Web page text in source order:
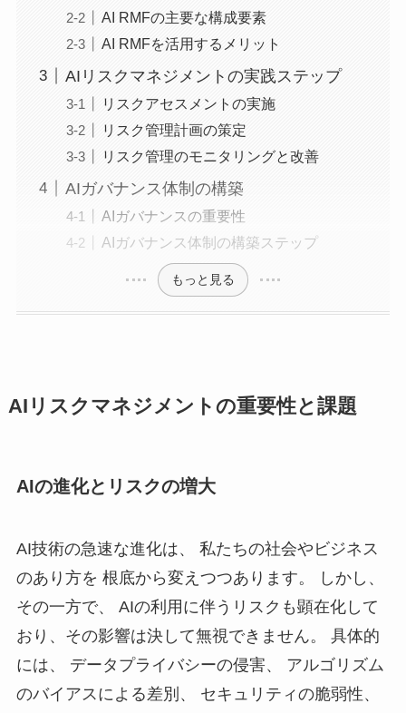
AI RMFの主要な構成要素
AI RMFを活用するメリット
AIリスクマネジメントの実践ステップ
リスクアセスメントの実施
リスク管理計画の策定
リスク管理のモニタリングと改善
AIガバナンス体制の構築
AIガバナンスの重要性
AIガバナンス体制の構築ステップ
もっと見る
AIリスクマネジメントの重要性と課題
AIの進化とリスクの増大
AI技術の急速な進化は、 私たちの社会やビジネス
のあり方を 根底から変えつつあります。 しかし、
その一方で、 AIの利用に伴うリスクも顕在化して
おり、その影響は決して無視できません。 具体的
には、 データプライバシーの侵害、 アルゴリズム
のバイアスによる差別、 セキュリティの脆弱性、